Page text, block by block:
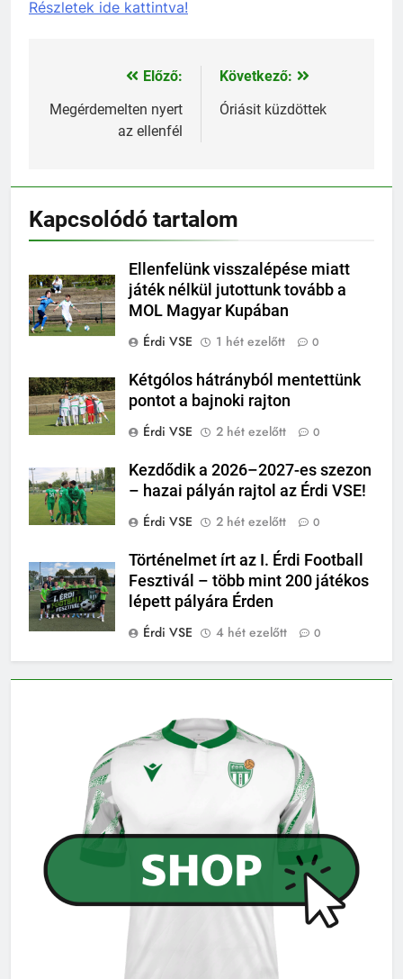
Részletek ide kattintva!
Bejegyzés
navigáció
Előző:
Megérdemelten nyert
az ellenfél
Következő:
Óriásit küzdöttek
Kapcsolódó tartalom
Ellenfelünk visszalépése miatt
játék nélkül jutottunk tovább a
MOL Magyar Kupában
Érdi VSE
1 hét ezelőtt 0
Kétgólos hátrányból mentettünk
pontot a bajnoki rajton
Érdi VSE
2 hét ezelőtt 0
Kezdődik a 2026–2027-es szezon
– hazai pályán rajtol az Érdi VSE!
Érdi VSE
2 hét ezelőtt 0
Történelmet írt az I. Érdi Football
Fesztivál – több mint 200 játékos
lépett pályára Érden
Érdi VSE
4 hét ezelőtt 0